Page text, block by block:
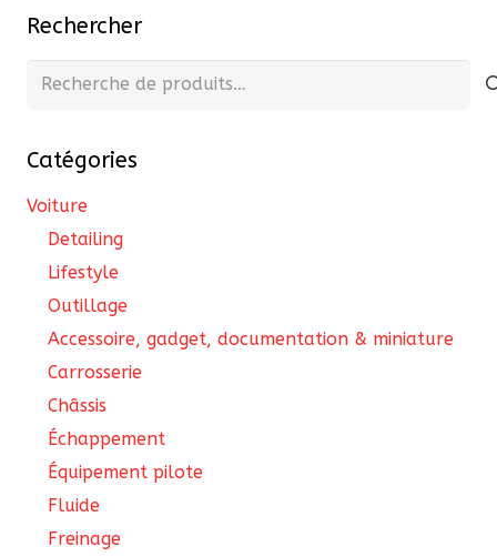
Rechercher
Recherche
Catégories
Voiture
Detailing
Lifestyle
Outillage
Accessoire, gadget, documentation & miniature
Carrosserie
Châssis
Échappement
Équipement pilote
Fluide
Freinage